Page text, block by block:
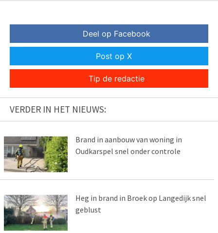
Deel op Facebook
Post op X
Tip de redactie
VERDER IN HET NIEUWS:
Brand in aanbouw van woning in
Oudkarspel snel onder controle
Heg in brand in Broek op Langedijk snel
geblust